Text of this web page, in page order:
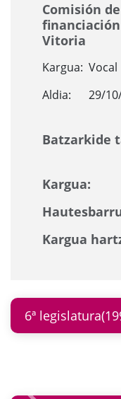
Comisión
Vitoria
Kargua: Vocal
Aldia:
29/
Batzarkide
Kargua:
Kargua
6ª